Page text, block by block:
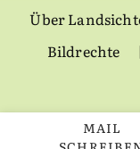
MAIL
Über
Bildrechte